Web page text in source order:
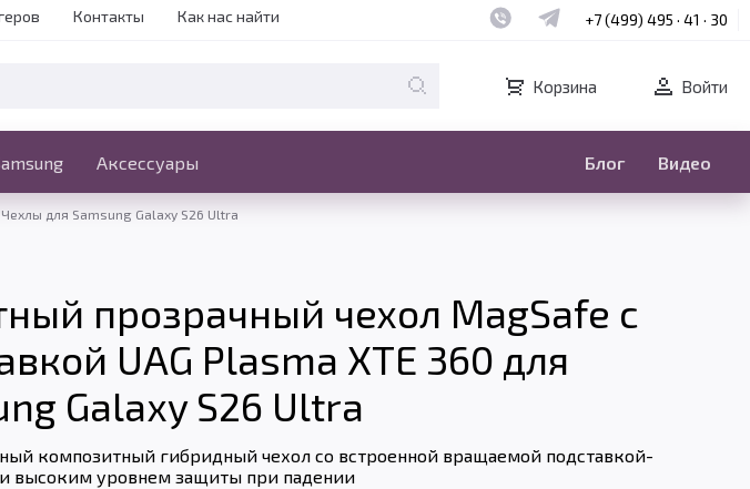
Контакты Как нас найти Наш whatsapp
Наш telegram
+7 (499) 495 · 41 · 30
Корзина Войти
Аксессуары Блог Видео
Чехлы для Samsung Galaxy S26 Ultra
прозрачный чехол MagSafe с
UAG Plasma XTE 360 для
Galaxy S26 Ultra
композитный гибридный чехол со встроенной вращаемой подставкой-
высоким уровнем защиты при падении